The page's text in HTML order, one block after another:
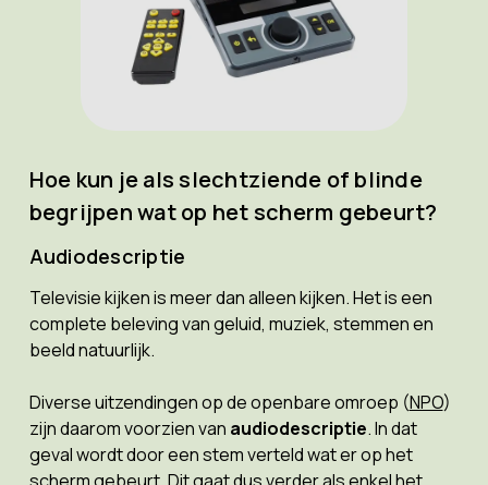
Hoe kun je als slechtziende of blinde
begrijpen wat op het scherm gebeurt?
Audiodescriptie
Televisie kijken is meer dan alleen kijken. Het is een
complete beleving van geluid, muziek, stemmen en
beeld natuurlijk.
Diverse uitzendingen op de openbare omroep (NPO)
zijn daarom voorzien van audiodescriptie. In dat
geval wordt door een stem verteld wat er op het